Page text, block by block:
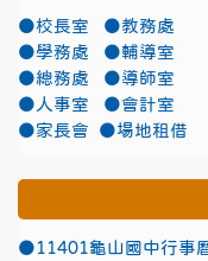
●校長室
●教務處
●學務處
●輔導室
●總務處
●導師室
●人事室
●會計室
●家長會
●場地租借
●11401龜山國中行事